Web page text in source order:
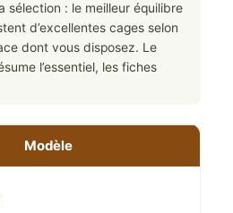
sélection : le meilleur équilibre
d’excellentes cages selon
dont vous disposez. Le
l’essentiel, les fiches
Modèle